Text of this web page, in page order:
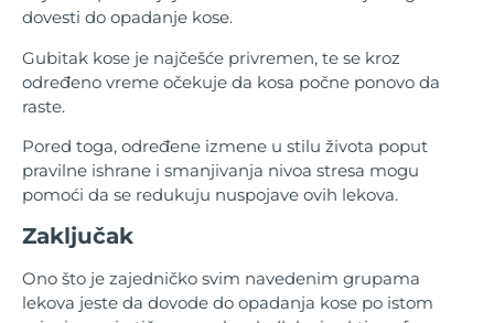
dovesti do opadanje kose.
Gubitak kose je najčešće privremen, te se kroz
određeno vreme očekuje da kosa počne ponovo da
raste.
Pored toga, određene izmene u stilu života poput
pravilne ishrane i smanjivanja nivoa stresa mogu
pomoći da se redukuju nuspojave ovih lekova.
Zaključak
Ono što je zajedničko svim navedenim grupama
lekova jeste da dovode do opadanja kose po istom